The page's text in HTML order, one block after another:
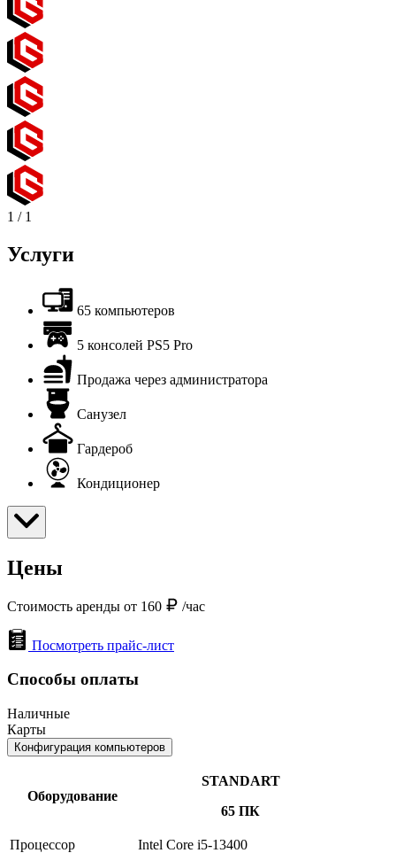
1 / 1
Услуги
65 компьютеров
5 консолей PS5 Pro
Продажа через администратора
Санузел
Гардероб
Кондиционер
Цены
Стоимость аренды от 160 /час
Посмотреть прайс-лист
Способы оплаты
Наличные
Карты
Конфигурация компьютеров
Оборудование
STANDART
65 ПК
Процессор
Intel Core i5-13400